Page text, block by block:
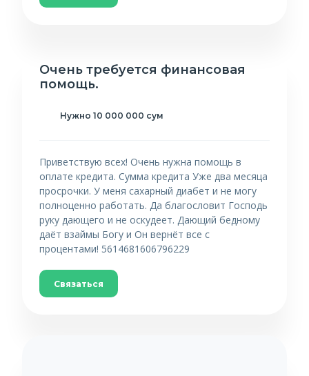
Очень требуется финансовая
помощь.
Нужно 10 000 000 сум
Приветствую всех! Очень нужна помощь в
оплате кредита. Сумма кредита Уже два месяца
просрочки. У меня сахарный диабет и не могу
полноценно работать. Да благословит Господь
руку дающего и не оскудеет. Дающий бедному
даёт взаймы Богу и Он вернёт все с
процентами! 5614681606796229
Связаться